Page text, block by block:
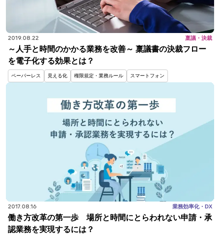
2019.08.22 稟議・決裁
～人手と時間のかかる業務を改善～ 稟議書の決裁フロー
を電子化する効果とは？
ペーパーレス 見える化 権限規定・業務ルール スマートフォン
2017.08.16 業務効率化・DX
働き方改革の第一歩 場所と時間にとらわれない申請・承
認業務を実現するには？